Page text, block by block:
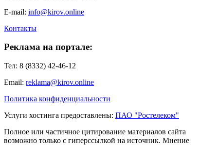
E-mail: info@kirov.online
Контакты
Реклама на портале:
Тел: 8 (8332) 42-46-12
Email: reklama@kirov.online
Политика конфиденциальности
Услуги хостинга предоставлены: ПАО "Ростелеком"
Полное или частичное цитирование материалов сайта
возможно только с гиперссылкой на источник. Мнение